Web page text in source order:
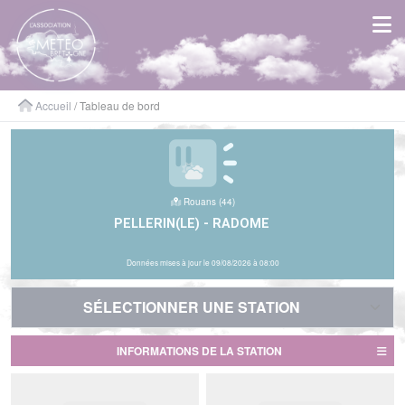
Accueil / Tableau de bord
Rouans (44)
PELLERIN(LE) - RADOME
Données mises à jour le 09/08/2026 à 08:00
SÉLECTIONNER UNE STATION
SÉLECTIONNER UNE STATION
INFORMATIONS DE LA STATION
Panneau de gestion des cookies